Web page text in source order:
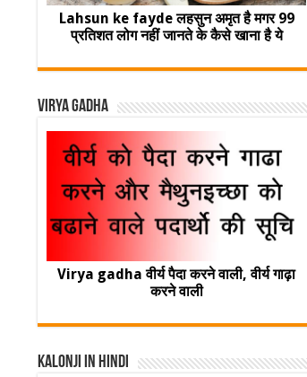
Lahsun ke fayde लहसुन अमृत है मगर 99
प्रतिशत लोग नहीं जानते के कैसे खाना है ये
Virya Gadha
Virya gadha वीर्य पैदा करने वाली, वीर्य गाढ़ा
करने वाली
Kalonji In Hindi